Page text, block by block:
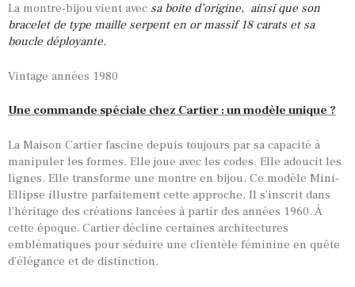
La montre-bijou vient avec sa boite d’origine, ainsi que son
bracelet de type maille serpent en or massif 18 carats et sa
boucle déployante.
Vintage années 1980
Une commande spéciale chez Cartier : un modèle unique ?
La Maison Cartier fascine depuis toujours par sa capacité à
manipuler les formes. Elle joue avec les codes. Elle adoucit les
lignes. Elle transforme une montre en bijou. Ce modèle Mini-
Ellipse illustre parfaitement cette approche. Il s’inscrit dans
l’héritage des créations lancées à partir des années 1960. À
cette époque, Cartier décline certaines architectures
emblématiques pour séduire une clientèle féminine en quête
d’élégance et de distinction.